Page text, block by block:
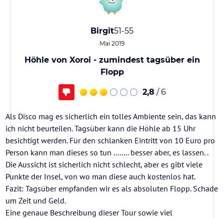
Birgit51-55
Mai 2019
Höhle von Xoroi - zumindest tagsüber ein
Flopp
2,8 / 6
Als Disco mag es sicherlich ein tolles Ambiente sein, das kann
ich nicht beurteilen. Tagsüber kann die Höhle ab 15 Uhr
besichtigt werden. Für den schlanken Eintritt von 10 Euro pro
Person kann man dieses so tun ........ besser aber, es lassen. .
Die Aussicht ist sicherlich nicht schlecht, aber es gibt viele
Punkte der Insel, von wo man diese auch kostenlos hat.
Fazit: Tagsüber empfanden wir es als absoluten Flopp. Schade
um Zeit und Geld.
Eine genaue Beschreibung dieser Tour sowie viel